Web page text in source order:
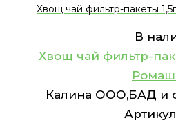
Хвощ чай фильтр-пакеты
В
Хвощ чай фильтр-
Калина ООО,БАД и